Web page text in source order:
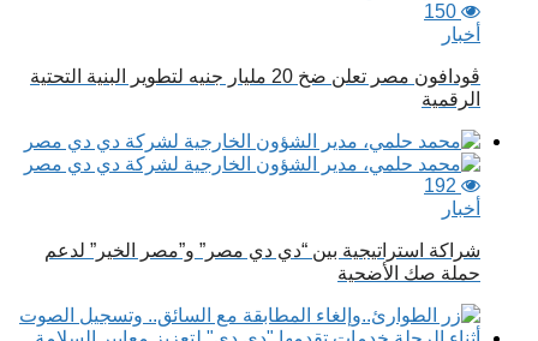
150
أخبار
ڤودافون مصر تعلن ضخ 20 مليار جنيه لتطوير البنية التحتية
الرقمية
192
أخبار
شراكة استراتيجية بين “دي دي مصر” و”مصر الخير” لدعم
حملة صك الأضحية